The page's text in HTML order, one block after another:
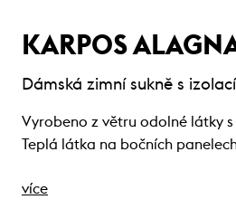
KARPOS
Dámská zimní sukně s
Vyrobeno z větru odolné látky
Teplá látka na bočních
více